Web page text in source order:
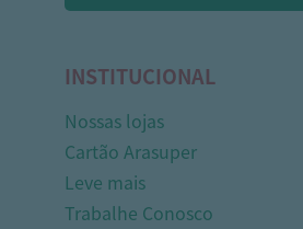
INSTITUCIONAL
Nossas lojas
Cartão Arasuper
Leve mais
Trabalhe Conosco